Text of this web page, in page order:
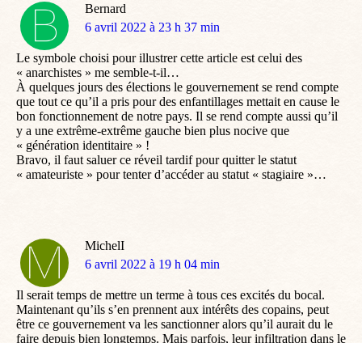
Bernard
dit
6 avril 2022 à 23 h 37 min
Le symbole choisi pour illustrer cette article est celui des
« anarchistes » me semble-t-il…
À quelques jours des élections le gouvernement se rend compte
que tout ce qu’il a pris pour des enfantillages mettait en cause le
bon fonctionnement de notre pays. Il se rend compte aussi qu’il
y a une extrême-extrême gauche bien plus nocive que
« génération identitaire » !
Bravo, il faut saluer ce réveil tardif pour quitter le statut
« amateuriste » pour tenter d’accéder au statut « stagiaire »…
MichelI
dit
6 avril 2022 à 19 h 04 min
Il serait temps de mettre un terme à tous ces excités du bocal.
Maintenant qu’ils s’en prennent aux intérêts des copains, peut
être ce gouvernement va les sanctionner alors qu’il aurait du le
faire depuis bien longtemps. Mais parfois, leur infiltration dans le